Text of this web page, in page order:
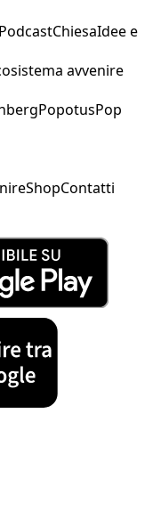
PodcastChiesaIdee e
avvenire
PopotusPop
ShopContatti